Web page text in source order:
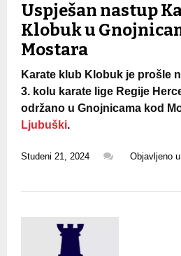
Uspješan nastup
Klobuk u
Mostara
Karate klub Klobuk je prošle
3. kolu karate lige Regije
održano u Gnojnicama kod
Ljubuški.
Studeni 21, 2024 Objavljeno u